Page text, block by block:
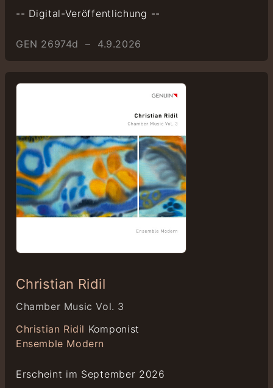
-- Digital-Veröffentlichung --
GEN 26974d – 4.9.2026
Christian Ridil
Chamber Music Vol. 3
Christian Ridil Komponist
Ensemble Modern
Erscheint im September 2026